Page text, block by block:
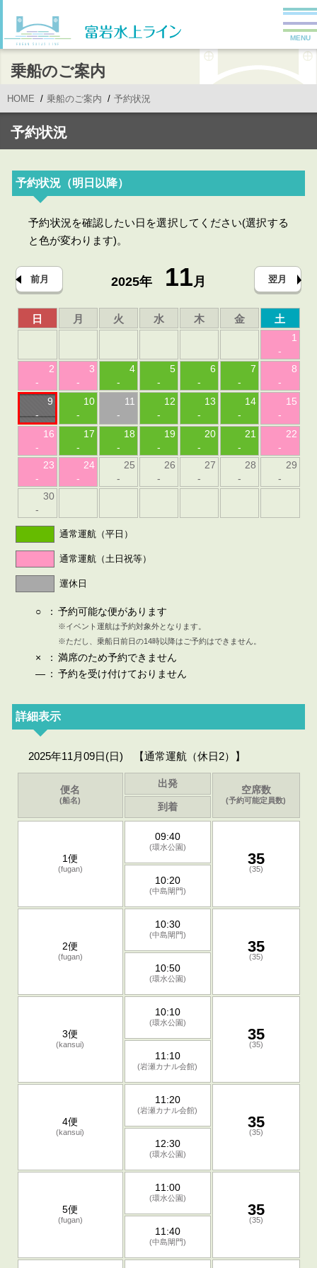
MENU
乗船のご案内
HOME 乗船のご案内 予約状況
予約状況
予約状況（明日以降）
予約状況を確認したい日を選択してください(選択する
と色が変わります)。
前月 2025年 11月 翌月
日 月 火 水 木 金 土
1
-
2
-
3
-
4
-
5
-
6
-
7
-
8
-
9
-
10
-
11
-
12
-
13
-
14
-
15
-
16
-
17
-
18
-
19
-
20
-
21
-
22
-
23
-
24
-
25
-
26
-
27
-
28
-
29
-
30
-
通常運航（平日）
通常運航（土日祝等）
運休日
○ ： 予約可能な便があります
※イベント運航は予約対象外となります。
※ただし、乗船日前日の14時以降はご予約はできません。
× ： 満席のため予約できません
— ： 予約を受け付けておりません
詳細表示
2025年11月09日(日) 【通常運航（休日2）】
便名
(船名)
出発
空席数
(予約可能定員数)
到着
1便
(fugan)
09:40
(環水公園)
35
(35)
10:20
(中島閘門)
2便
(fugan)
10:30
(中島閘門)
35
(35)
10:50
(環水公園)
3便
(kansui)
10:10
(環水公園)
35
(35)
11:10
(岩瀬カナル会館)
4便
(kansui)
11:20
(岩瀬カナル会館)
35
(35)
12:30
(環水公園)
5便
(fugan)
11:00
(環水公園)
35
(35)
11:40
(中島閘門)